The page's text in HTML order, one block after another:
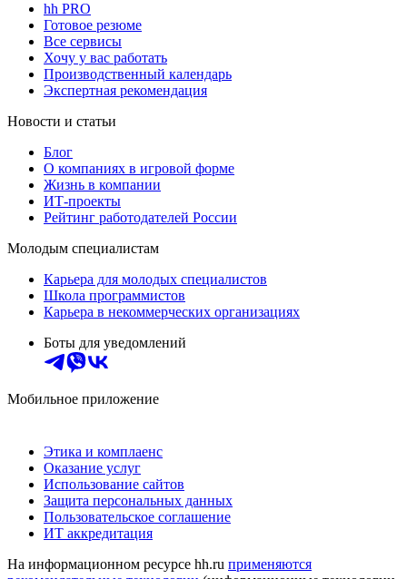
hh PRO
Готовое резюме
Все сервисы
Хочу у вас работать
Производственный календарь
Экспертная рекомендация
Новости и статьи
Блог
О компаниях в игровой форме
Жизнь в компании
ИТ-проекты
Рейтинг работодателей России
Молодым специалистам
Карьера для молодых специалистов
Школа программистов
Карьера в некоммерческих организациях
Боты для уведомлений
Мобильное приложение
Этика и комплаенс
Оказание услуг
Использование сайтов
Защита персональных данных
Пользовательское соглашение
ИТ аккредитация
На информационном ресурсе hh.ru применяются